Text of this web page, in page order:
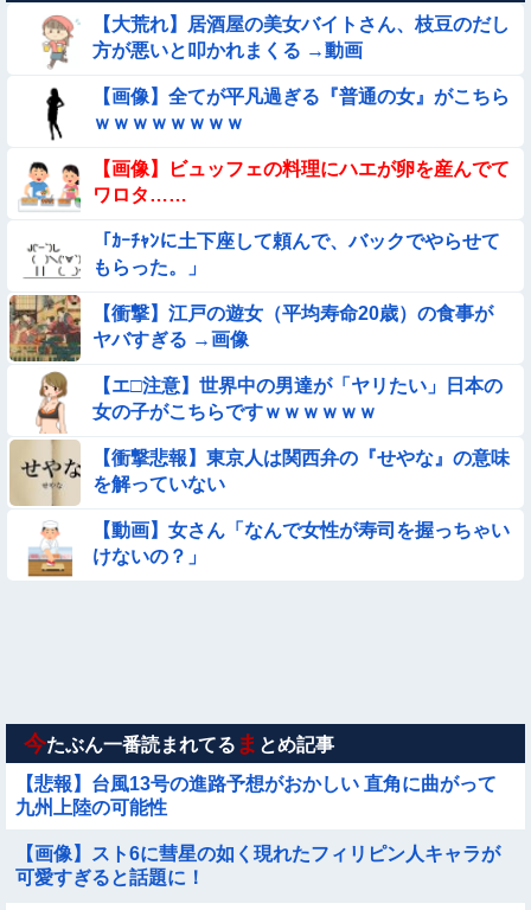
【画像】昔の日本人の水着、ゑっちｗｗｗｗｗｗｗ
【問題】全員受かると話題の『自衛隊』の採用試験がこちら
【→】
【経済正体】中国の自動車販売量の『水増し方法』がこちらｗ
ｗｗｗｗｗｗｗ
襲われてオッパイ揉まれた」
【動画】 女子中学生さん、タクシー運ちゃんに感電させられ死
亡……
★【画像】この飲み物覚えてるやつ0人説
【画像】プールに来てた水着JCたち どの娘を選ぶの？
【悲報】ま～んさん、ドッキリにひっかかってしまう【→動
画】
【画像】日本のえちえち女性犯罪者ｗｗｗｗｗｗｗ
ら・・・
【大荒れ】居酒屋の美女バイトさん、枝豆のだし
方が悪いと叩かれまくる →動画
【画像】全てが平凡過ぎる『普通の女』がこちら
ｗｗｗｗｗｗｗｗ
【画像】ビュッフェの料理にハエが卵を産んでて
ワロタ……
「ｶｰﾁｬﾝに土下座して頼んで、バックでやらせて
もらった。」
【衝撃】江戸の遊女（平均寿命20歳）の食事が
ヤバすぎる →画像
【エ□注意】世界中の男達が「ヤリたい」日本の
女の子がこちらですｗｗｗｗｗｗ
【衝撃悲報】東京人は関西弁の『せやな』の意味
を解っていない
【動画】女さん「なんで女性が寿司を握っちゃい
けないの？」
今たぶん一番読まれてる ま とめ記事
【悲報】台風13号の進路予想がおかしい 直角に曲がって
九州上陸の可能性
【画像】スト6に彗星の如く現れたフィリピン人キャラが
可愛すぎると話題に！